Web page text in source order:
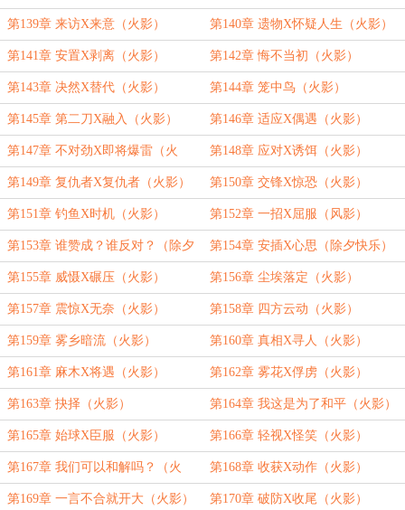
影）
第139章 来访X来意（火影） 第140章 遗物X怀疑人生（火影）
第141章 安置X剥离（火影） 第142章 悔不当初（火影）
第143章 决然X替代（火影） 第144章 笼中鸟（火影）
第145章 第二刀X融入（火影） 第146章 适应X偶遇（火影）
第147章 不对劲X即将爆雷（火
影）
第148章 应对X诱饵（火影）
第149章 复仇者X复仇者（火影） 第150章 交锋X惊恐（火影）
第151章 钓鱼X时机（火影） 第152章 一招X屈服（风影）
第153章 谁赞成？谁反对？（除夕
快乐）
第154章 安插X心思（除夕快乐）
第155章 威慑X碾压（火影） 第156章 尘埃落定（火影）
第157章 震惊X无奈（火影） 第158章 四方云动（火影）
第159章 雾乡暗流（火影） 第160章 真相X寻人（火影）
第161章 麻木X将遇（火影） 第162章 雾花X俘虏（火影）
第163章 抉择（火影） 第164章 我这是为了和平（火影）
第165章 始球X臣服（火影） 第166章 轻视X怪笑（火影）
第167章 我们可以和解吗？（火
影）
第168章 收获X动作（火影）
第169章 一言不合就开大（火影） 第170章 破防X收尾（火影）